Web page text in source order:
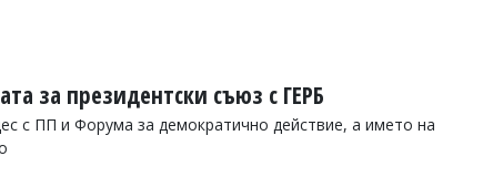
за президентски съюз с ГЕРБ
с ПП и Форума за демократично действие, а името на